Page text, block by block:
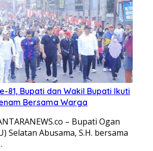
81, Bupati dan Wakil Bupati Ikuti
Bersama Warga
– Bupati Ogan
Selatan Abusama, S.H. bersama